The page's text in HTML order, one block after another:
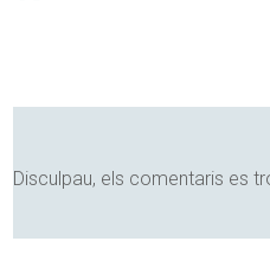
Disculpau, els comentaris es